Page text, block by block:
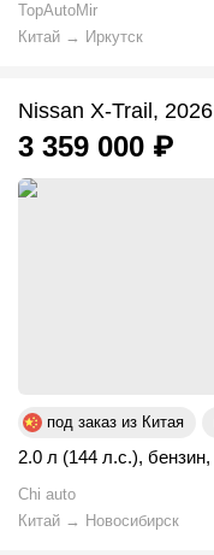
TopAutoMir
Китай → Иркутск
Nissan X-Trail, 2026
3 359 000 ₽
под заказ из Китая
2.0 л (144 л.с.), бензин,
Chi auto
Китай → Новосибирск